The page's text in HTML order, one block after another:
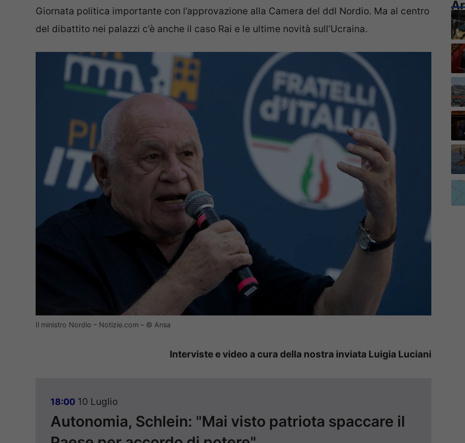
Giornata politica importante con l’approvazione alla Camera del ddl Nordio. Ma al centro
del dibattito nei palazzi c’è anche il caso Rai e le ultime novità sull’Ucraina.
Il ministro Nordio – Notizie.com – © Ansa
Interviste e video a cura della nostra inviata Luigia Luciani
18:00 10 Luglio
Autonomia, Schlein: "Mai visto patriota spaccare il